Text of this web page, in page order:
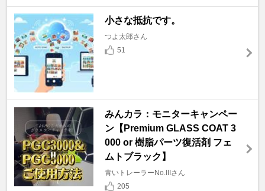
小さな抵抗です。
つよ太郎さん
51
みんカラ：モニターキャンペー
ン【Premium GLASS COAT 3
000 or 樹脂パーツ復活剤 フェ
ムトブラック】
青いトレーラーNo.IIIさん
205